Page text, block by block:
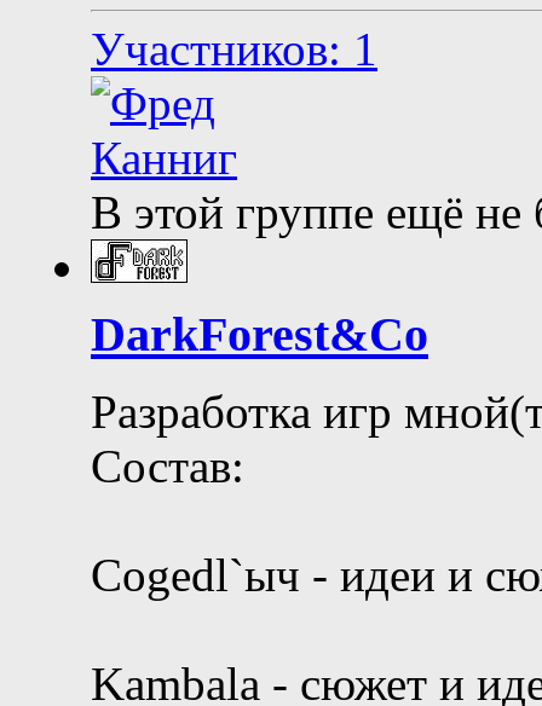
Участников: 1
В этой группе ещё не
DarkForest&Co
Разработка игр
Состав:
Cogedl`ыч - идеи и
Kambala - сюжет и